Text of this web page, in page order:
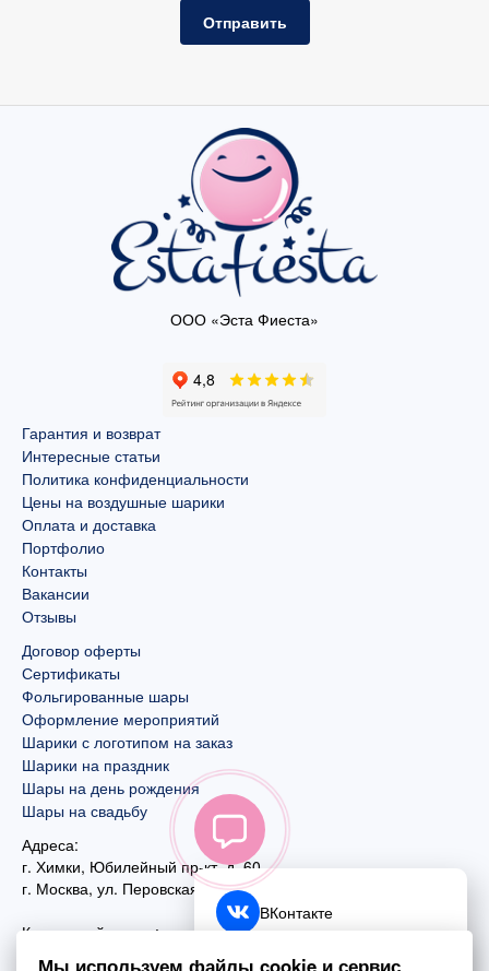
Отправить
ООО «Эста Фиеста»
Гарантия и возврат
Интересные статьи
Политика конфиденциальности
Цены на воздушные шарики
Оплата и доставка
Портфолио
Контакты
Вакансии
Отзывы
Договор оферты
Сертификаты
Фольгированные шары
Оформление мероприятий
Шарики с логотипом на заказ
Шарики на праздник
Шары на день рождения
Шары на свадьбу
Адреса:
г. Химки, Юбилейный пр-кт, д. 60
г. Москва, ул. Перовская, д. 59
Контактный номер:
ВКонтакте
Telegram
Мы используем файлы cookie и сервис